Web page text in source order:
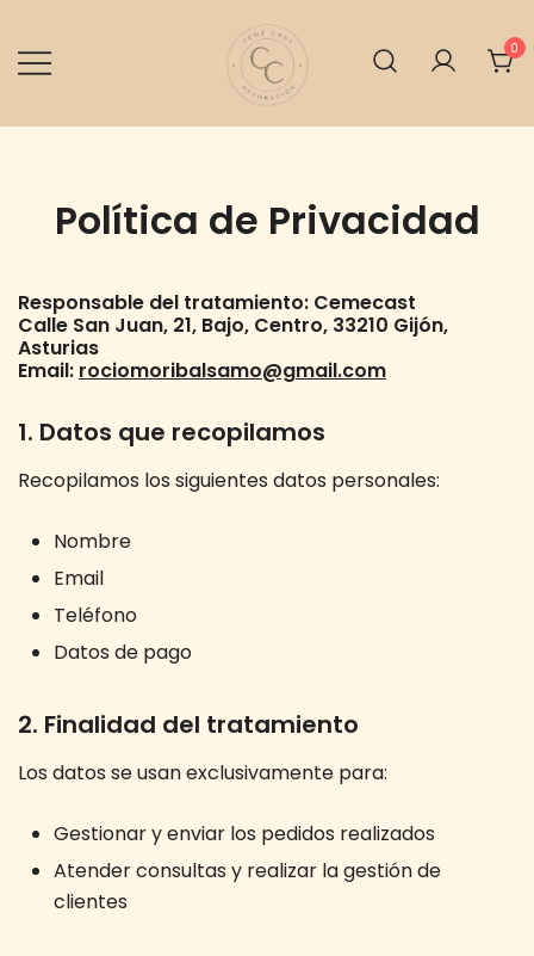
contenido
0
Política de Privacidad
Responsable del tratamiento: Cemecast
Calle San Juan, 21, Bajo, Centro, 33210 Gijón,
Asturias
Email: rociomoribalsamo@gmail.com
1. Datos que recopilamos
Recopilamos los siguientes datos personales:
Nombre
Email
Teléfono
Datos de pago
2. Finalidad del tratamiento
Los datos se usan exclusivamente para:
Gestionar y enviar los pedidos realizados
Atender consultas y realizar la gestión de
clientes